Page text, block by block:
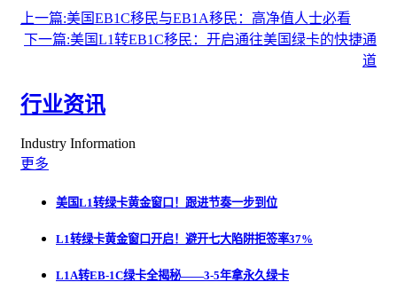
上一篇:美国EB1C移民与EB1A移民：高净值人士必看
下一篇:美国L1转EB1C移民：开启通往美国绿卡的快捷通
道
行业资讯
Industry Information
更多
美国L1转绿卡黄金窗口！跟进节奏一步到位
L1转绿卡黄金窗口开启！避开七大陷阱拒签率37%
L1A转EB-1C绿卡全揭秘——3-5年拿永久绿卡